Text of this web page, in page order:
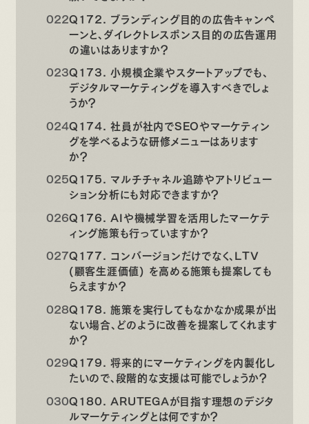
Q172. ブランディング目的の広告キャンペ
ーンと、ダイレクトレスポンス目的の広告運用
の違いはありますか？
Q173. 小規模企業やスタートアップでも、
デジタルマーケティングを導入すべきでしょ
うか？
Q174. 社員が社内でSEOやマーケティン
グを学べるような研修メニューはあります
か？
Q175. マルチチャネル追跡やアトリビュー
ション分析にも対応できますか？
Q176. AIや機械学習を活用したマーケテ
ィング施策も行っていますか？
Q177. コンバージョンだけでなく、LTV
(顧客生涯価値) を高める施策も提案しても
らえますか？
Q178. 施策を実行してもなかなか成果が出
ない場合、どのように改善を提案してくれます
か？
Q179. 将来的にマーケティングを内製化し
たいので、段階的な支援は可能でしょうか？
Q180. ARUTEGAが目指す理想のデジタ
ルマーケティングとは何ですか？